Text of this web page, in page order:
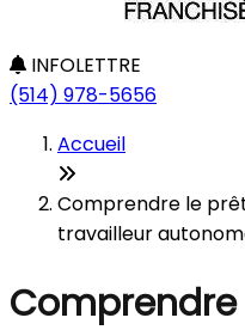
INFOLETTRE
(514) 978-5656
Accueil
Comprendre le
travailleur